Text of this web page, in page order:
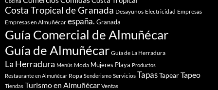
Costa Tropical de Granada Desayunos Electricidad Empresas
Empresas en Almuñécar españa. Granada
Guía Comercial de Almuñécar
Guía de Almuñécar Guía de La Herradura
La Herradura Menús Moda Mujeres Playa Productos
Restaurante en Almuñécar Ropa Senderismo Servicios TapasTapearTapeo
Tiendas Turismo en Almuñécar Ventas